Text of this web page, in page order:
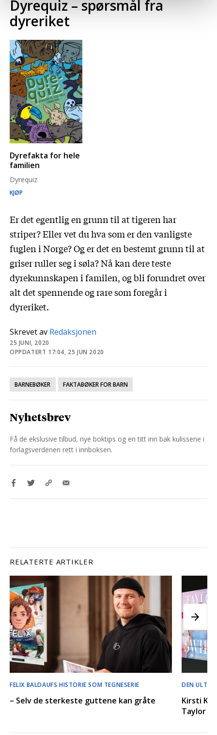
Skrevet av Redaksjonen
25 JUNI, 2020
OPPDATERT 17:04, 25 JUN 2020
BARNEBØKER FAKTABØKER FOR BARN
Nyhetsbrev
Få de ekslusive tilbud, nye boktips og en titt inn bak kulissene i
forlagsverdenen rett i innboksen.
Dyrequiz – spørsmål fra
dyreriket
Dyrefakta for hele
familien
Dyrequiz
KJØP
Er det egentlig en grunn til at tigeren har
striper? Eller vet du hva som er den vanligste
fuglen i Norge? Og er det en bestemt grunn til at
griser ruller seg i søla? Nå kan dere teste
dyrekunnskapen i familen, og bli forundret over
alt det spennende og rare som foregår i
dyreriket.
RELATERTE ARTIKLER
FELIX BALDAUFS HISTORIE SOM TEGNESERIE
– Selv de sterkeste guttene kan gråte
DEN
Kirsti
Taylor